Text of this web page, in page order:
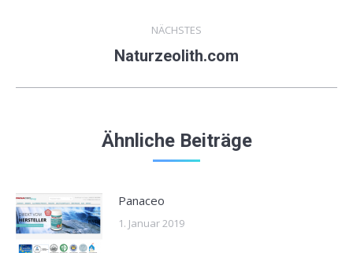
NÄCHSTES
Nächster
Naturzeolith.com
Ähnliche Beiträge
Panaceo
1. Januar 2019